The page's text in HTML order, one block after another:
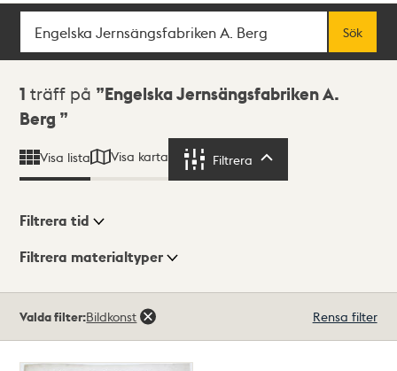
Sök
Sök
Sökresultat
1 träff på
Engelska Jernsängsfabriken A.
Berg
Visa lista Visa karta Filtrera
Visningsläge
Filtrera tid
Filtrera materialtyper
träffar
Valda filter:Bildkonst Rensa filter